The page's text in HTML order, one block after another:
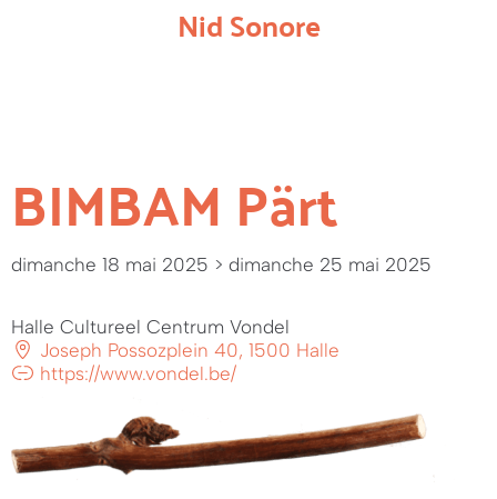
Nid Sonore
BIMBAM Pärt
dimanche 18 mai 2025 > dimanche 25 mai 2025
Halle Cultureel Centrum Vondel
Joseph Possozplein 40, 1500 Halle
https://www.vondel.be/